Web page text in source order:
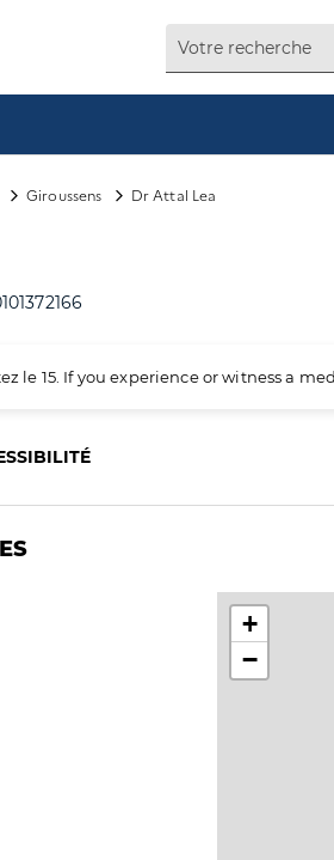
Giroussens Dr Attal Lea
le 15. If you experience or witness a
+
−